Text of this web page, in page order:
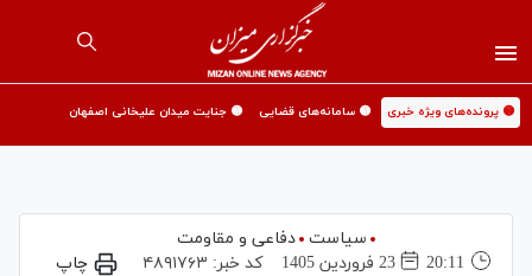
🟡 پرونده‌های ویژه خبری 🟡 سامانه‌های قضایی 🟡 جنایت میدان علیخانی اصفهان
سیاست
دفاعی و مقاومت
20:11
23 فروردين 1405 کد خبر: ۴۸۹۱۷۶۳ چاپ